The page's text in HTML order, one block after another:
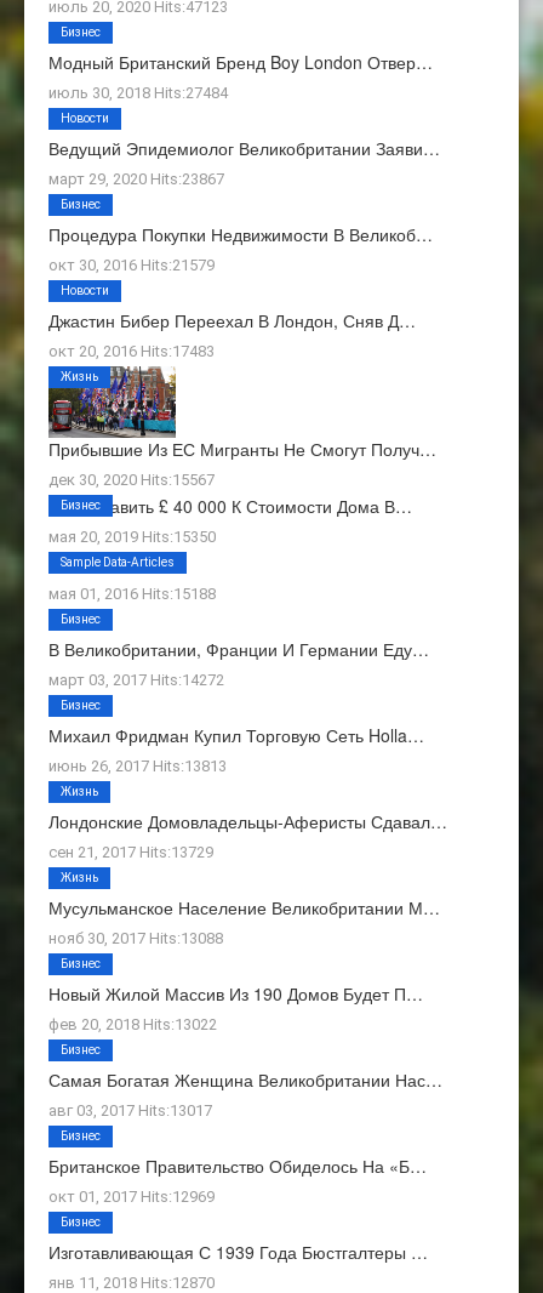
июль 20, 2020 Hits:47123
Модный Британский Бренд Boy London Отвер…
июль 30, 2018 Hits:27484
Бизнес
Ведущий Эпидемиолог Великобритании Заяви…
март 29, 2020 Hits:23867
Новости
Процедура Покупки Недвижимости В Великоб…
окт 30, 2016 Hits:21579
Бизнес
Джастин Бибер Переехал В Лондон, Сняв Д…
окт 20, 2016 Hits:17483
Новости
Прибывшие Из ЕС Мигранты Не Смогут Получ…
дек 30, 2020 Hits:15567
Жизнь
Как Добавить £ 40 000 К Стоимости Дома В…
мая 20, 2019 Hits:15350
Бизнес
О Нас
мая 01, 2016 Hits:15188
Sample Data-Articles
В Великобритании, Франции И Германии Еду…
март 03, 2017 Hits:14272
Бизнес
Михаил Фридман Купил Торговую Сеть Holla…
июнь 26, 2017 Hits:13813
Бизнес
Лондонские Домовладельцы-Аферисты Сдавал…
сен 21, 2017 Hits:13729
Жизнь
Мусульманское Население Великобритании М…
нояб 30, 2017 Hits:13088
Жизнь
Новый Жилой Массив Из 190 Домов Будет П…
фев 20, 2018 Hits:13022
Бизнес
Самая Богатая Женщина Великобритании Нас…
авг 03, 2017 Hits:13017
Бизнес
Британское Правительство Обиделось На «Б…
окт 01, 2017 Hits:12969
Бизнес
Изготавливающая С 1939 Года Бюстгалтеры …
янв 11, 2018 Hits:12870
Бизнес